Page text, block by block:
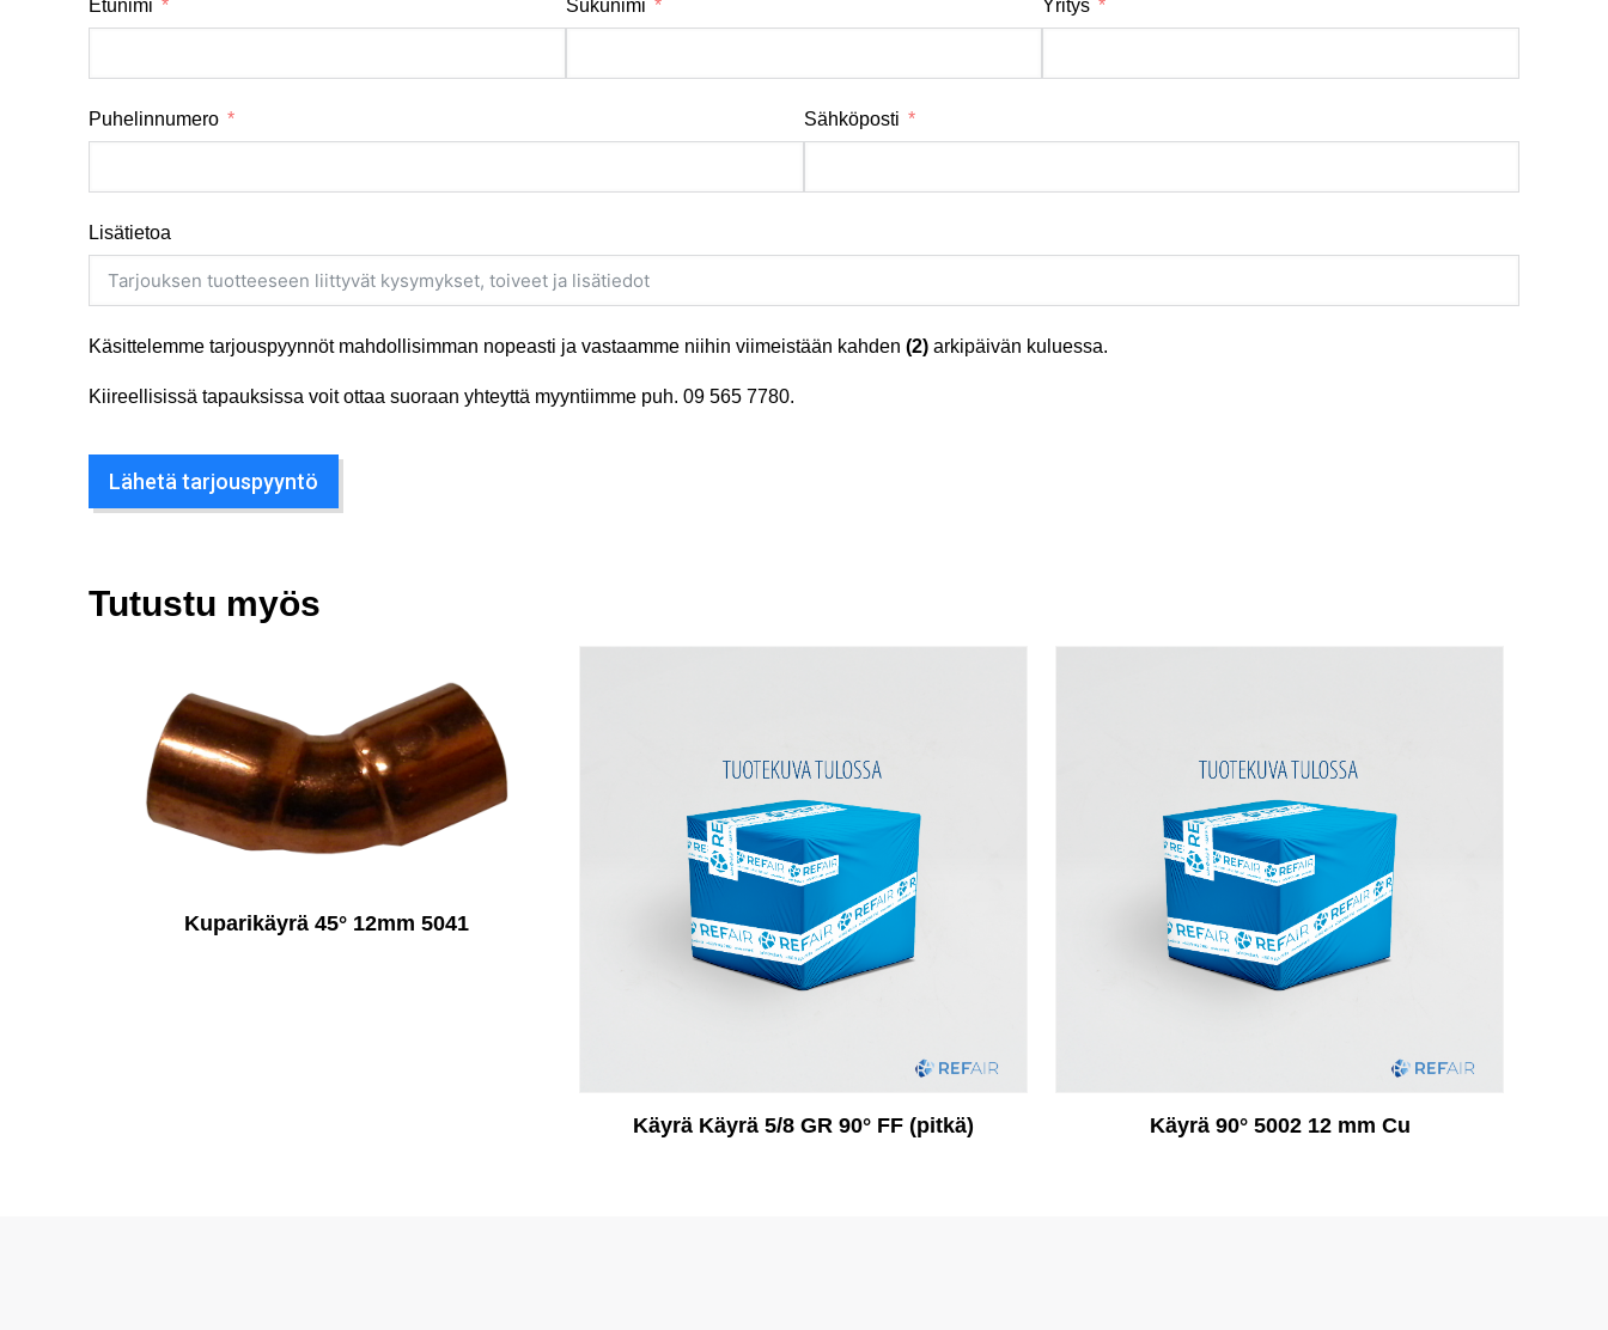
Etunimi Sukunimi Yritys
Puhelinnumero Sähköposti
Lisätietoa
Käsittelemme tarjouspyynnöt mahdollisimman nopeasti ja vastaamme niihin viimeistään kahden (2) arkipäivän kuluessa.
Kiireellisissä tapauksissa voit ottaa suoraan yhteyttä myyntiimme puh. 09 565 7780.
Lähetä tarjouspyyntö
Tutustu myös
Kuparikäyrä 45° 12mm 5041
Käyrä Käyrä 5/8 GR 90° FF (pitkä) Käyrä 90° 5002 12 mm Cu